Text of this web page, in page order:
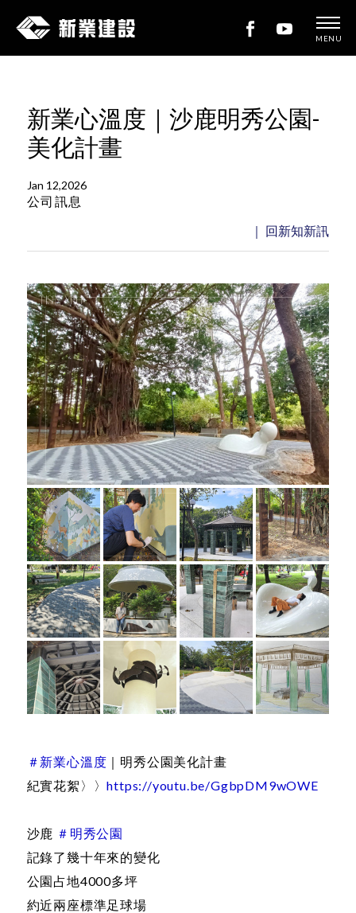
新
建
設
MENU
新業心溫度｜沙鹿明秀公園-
美化計畫
Jan 12,2026
公司訊息
｜ 回新知新訊
＃新業心溫度 ｜明秀公園美化計畫
紀實花絮〉〉https://youtu.be/GgbpDM9wOWE
沙鹿 ＃明秀公園
記錄了幾十年來的變化
公園占地4000多坪
約近兩座標準足球場